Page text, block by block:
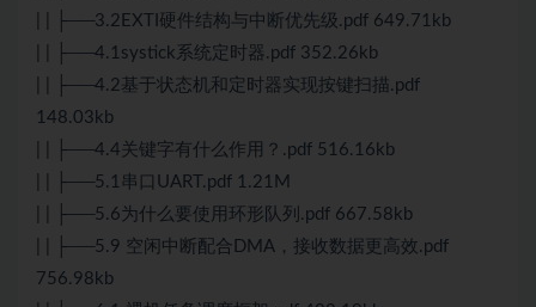
| | ├──3.2EXTI硬件结构与中断优先级.pdf 649.71kb
| | ├──4.1systick系统定时器.pdf 352.26kb
| | ├──4.2基于状态机和定时器实现按键扫描.pdf
148.03kb
| | ├──4.4关键字有什么作用？.pdf 516.16kb
| | ├──5.1串口UART.pdf 1.21M
| | ├──5.6为什么要使用环形队列.pdf 667.58kb
| | ├──5.9 空闲中断配合DMA，接收数据更高效.pdf
756.98kb